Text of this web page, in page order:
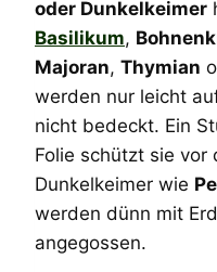
oder Dunkelkeimer
Basilikum,
Majoran, Thymian
werden nur leicht
nicht bedeckt. Ein
Folie schützt sie vor
Dunkelkeimer wie
werden dünn mit
angegossen.